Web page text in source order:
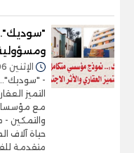
"سوديك"..
الإثنين 06/أبريل/2026 - 11:48 ص
-
التميز
مع مؤسسات
والتمكين -
حياة آلاف
متقدمة